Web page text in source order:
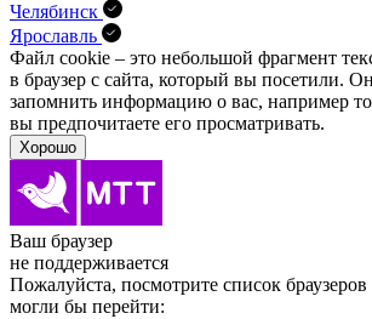
Челябинск
Ярославль
Файл cookie – это небольшой фрагмент
в браузер с сайта, который вы посетили.
запомнить информацию о вас, например
вы предпочитаете его просматривать.
Хорошо
Ваш браузер
не поддерживается
Пожалуйста, посмотрите список
могли бы перейти: